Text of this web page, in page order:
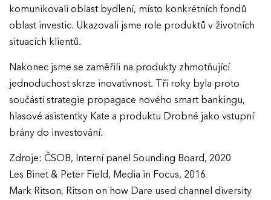
komunikovali oblast bydlení, místo konkrétních fondů
oblast investic. Ukazovali jsme role produktů v životních
situacích klientů.
Nakonec jsme se zaměřili na produkty zhmotňující
jednoduchost skrze inovativnost. Tři roky byla proto
součástí strategie propagace nového smart bankingu,
hlasové asistentky Kate a produktu Drobné jako vstupní
brány do investování.
Zdroje: ČSOB, Interní panel Sounding Board, 2020
Les Binet & Peter Field, Media in Focus, 2016
Mark Ritson, Ritson on how Dare used channel diversity